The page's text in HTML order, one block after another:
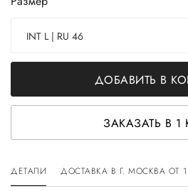
INT L | RU 46
ДОБАВИТЬ В
ЗАКАЗАТЬ В 1
ДЕТАЛИ ДОСТАВКА В Г. МОСКВА ОТ